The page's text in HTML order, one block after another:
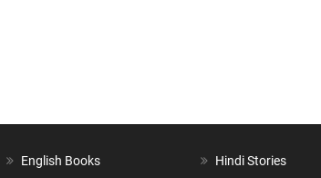
English Books
Hindi Stories